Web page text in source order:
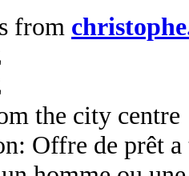
from
the city centre
Offre de prêt